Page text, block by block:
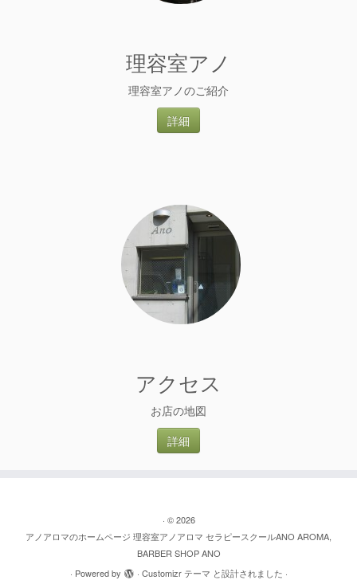
理容室アノ
理容室アノのご紹介
詳細
アクセス
お店の地図
詳細
· © 2026
アノアロマのホームページ 理容室アノアロマ セラピースクールANO AROMA,
BARBER SHOP ANO
· Powered by · Customizr テーマ と設計されました ·